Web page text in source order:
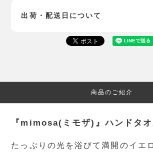
出荷・配送日について
商品のご紹介
『mimosa(ミモザ)』ハンドタ
たっぷりの光を浴びて満開のイエ